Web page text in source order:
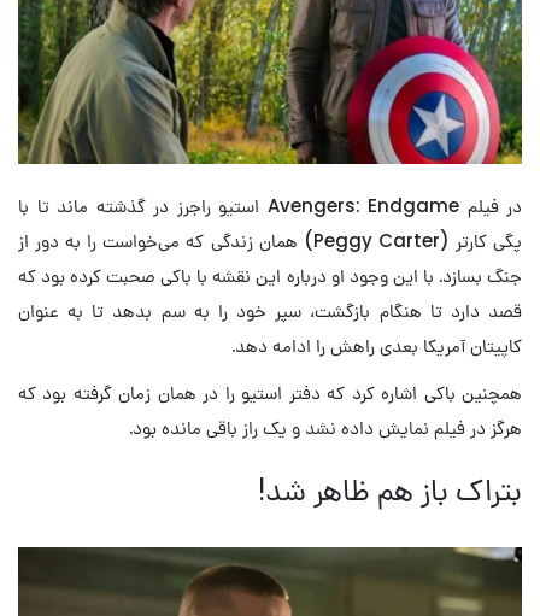
در فیلم Avengers: Endgame استیو راجرز در گذشته ماند تا با
پگی کارتر (Peggy Carter) همان زندگی که می‌خواست را به دور از
جنگ بسازد. با این وجود او درباره این نقشه با باکی صحبت کرده بود که
قصد دارد تا هنگام بازگشت، سپر خود را به سم بدهد تا به عنوان
کاپیتان آمریکا بعدی راهش را ادامه دهد.
همچنین باکی اشاره کرد که دفتر استیو را در همان زمان گرفته بود که
هرگز در فیلم نمایش داده نشد و یک راز باقی مانده بود.
بتراک باز هم ظاهر شد!